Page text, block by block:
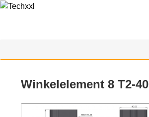
Winkelelement 8 T2-40